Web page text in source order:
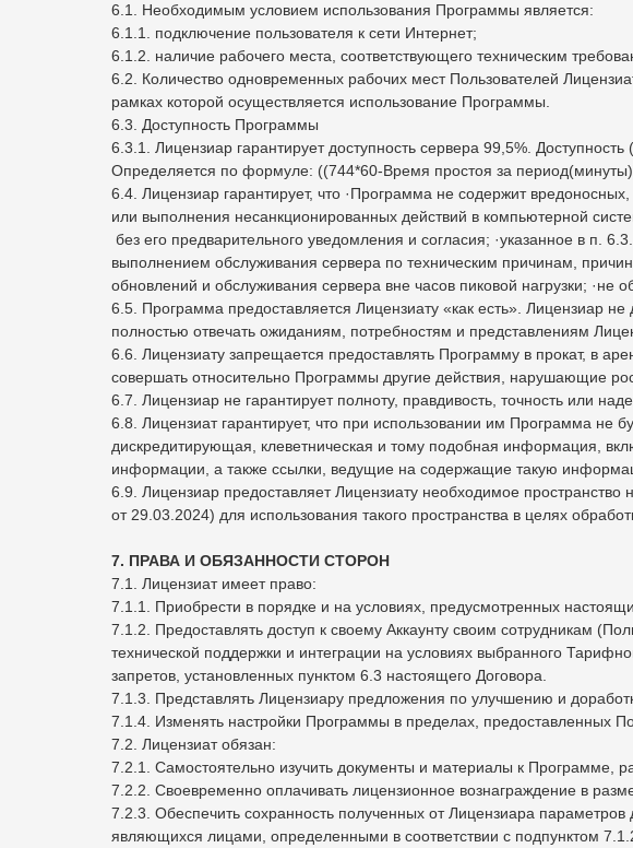
6.1. Необходимым условием использования Программы является:
6.1.1. подключение пользователя к сети Интернет;
6.1.2. наличие рабочего места, соответствующего техническим
6.2. Количество одновременных рабочих мест Пользователей
рамках которой осуществляется использование Программы.
6.3. Доступность Программы
6.3.1. Лицензиар гарантирует доступность сервера 99,5%.
Определяется по формуле: ((744*60-Время простоя за
6.4. Лицензиар гарантирует, что ·Программа не содержит
или выполнения несанкционированных действий в компьютерной
без его предварительного уведомления и согласия; ·указанное в п.
выполнением обслуживания сервера по техническим причинам,
обновлений и обслуживания сервера вне часов пиковой нагрузки;
6.5. Программа предоставляется Лицензиату «как есть». Лицензиар
полностью отвечать ожиданиям, потребностям и представлениям
6.6. Лицензиату запрещается предоставлять Программу в прокат, в
совершать относительно Программы другие действия, нарушающие
6.7. Лицензиар не гарантирует полноту, правдивость, точность или
6.8. Лицензиат гарантирует, что при использовании им Программа не
дискредитирующая, клеветническая и тому подобная информация,
информации, а также ссылки, ведущие на содержащие такую
6.9. Лицензиар предоставляет Лицензиату необходимое
от 29.03.2024) для использования такого пространства в целях
7. ПРАВА И ОБЯЗАННОСТИ СТОРОН
7.1. Лицензиат имеет право:
7.1.1. Приобрести в порядке и на условиях, предусмотренных
7.1.2. Предоставлять доступ к своему Аккаунту своим сотрудникам
технической поддержки и интеграции на условиях выбранного
запретов, установленных пунктом 6.3 настоящего Договора.
7.1.3. Представлять Лицензиару предложения по улучшению и
7.1.4. Изменять настройки Программы в пределах, предоставленных
7.2. Лицензиат обязан:
7.2.1. Самостоятельно изучить документы и материалы к Программе,
7.2.2. Своевременно оплачивать лицензионное вознаграждение в
7.2.3. Обеспечить сохранность полученных от Лицензиара
являющихся лицами, определенными в соответствии с подпунктом